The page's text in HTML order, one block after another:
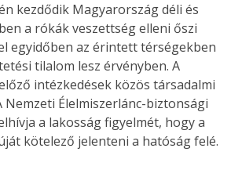
kezdődik Magyarország déli és
a rókák veszettség elleni őszi
egyidőben az érintett térségekben
tilalom lesz érvényben. A
intézkedések közös társadalmi
Nemzeti Élelmiszerlánc-biztonsági
a lakosság figyelmét, hogy a
kötelező jelenteni a hatóság felé.